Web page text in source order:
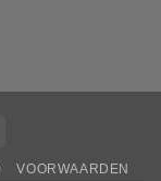
VOORWAARDEN